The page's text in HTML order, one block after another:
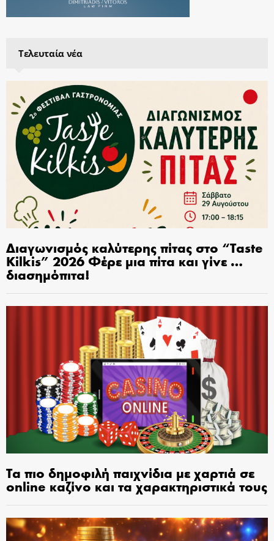
Τελευταία νέα
Διαγωνισμός καλύτερης πίτας στο “Taste
Kilkis” 2026 Φέρε μια πίτα και γίνε …
διασημόπιτα!
Τα πιο δημοφιλή παιχνίδια με χαρτιά σε
online καζίνο και τα χαρακτηριστικά τους